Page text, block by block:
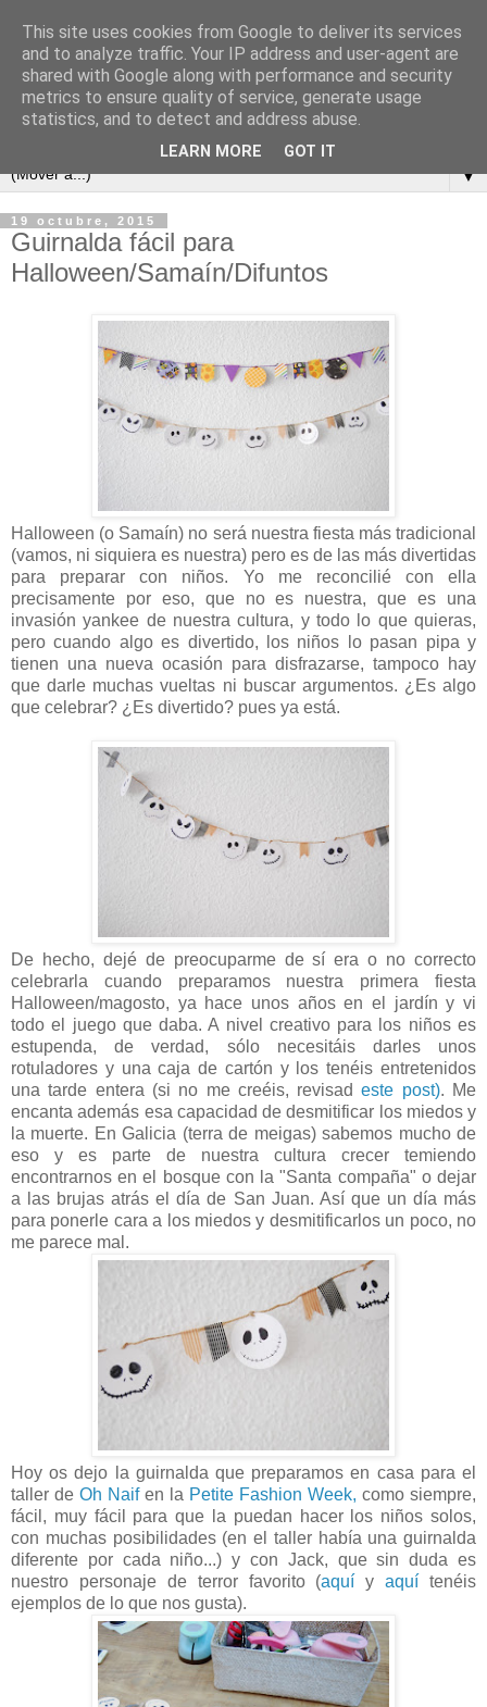
▼
19 octubre, 2015
Guirnalda fácil para
Halloween/Samaín/Difuntos
Halloween (o Samaín) no será nuestra fiesta más tradicional
(vamos, ni siquiera es nuestra) pero es de las más divertidas
para preparar con niños. Yo me reconcilié con ella
precisamente por eso, que no es nuestra, que es una
invasión yankee de nuestra cultura, y todo lo que quieras,
pero cuando algo es divertido, los niños lo pasan pipa y
tienen una nueva ocasión para disfrazarse, tampoco hay
que darle muchas vueltas ni buscar argumentos. ¿Es algo
que celebrar? ¿Es divertido? pues ya está.
De hecho, dejé de preocuparme de sí era o no correcto
celebrarla cuando preparamos nuestra primera fiesta
Halloween/magosto, ya hace unos años en el jardín y vi
todo el juego que daba. A nivel creativo para los niños es
estupenda, de verdad, sólo necesitáis darles unos
rotuladores y una caja de cartón y los tenéis entretenidos
una tarde entera (si no me creéis, revisadeste post). Me
encanta además esa capacidad de desmitificar los miedos y
la muerte. En Galicia (terra de meigas) sabemos mucho de
eso y es parte de nuestra cultura crecer temiendo
encontrarnos en el bosque con la "Santa compaña" o dejar
a las brujas atrás el día de San Juan. Así que un día más
para ponerle cara a los miedos y desmitificarlos un poco, no
me parece mal.
Hoy os dejo la guirnalda que preparamos en casa para el
taller de Oh Naifen la Petite Fashion Week, como siempre,
fácil, muy fácil para que la puedan hacer los niños solos,
con muchas posibilidades (en el taller había una guirnalda
diferente por cada niño...) y con Jack, que sin duda es
nuestro personaje de terror favorito (aquíyaquí tenéis
ejemplos de lo que nos gusta).
This site uses cookies from Google to deliver its services
and to analyze traffic. Your IP address and user-agent are
shared with Google along with performance and security
metrics to ensure quality of service, generate usage
statistics, and to detect and address abuse.
LEARN MORE GOT IT